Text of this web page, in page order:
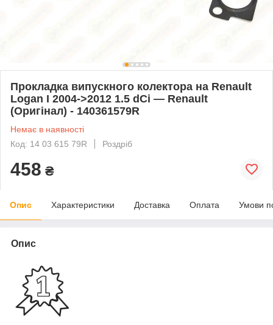
Прокладка випускного колектора на Renault
Logan I 2004->2012 1.5 dCi — Renault
(Оригінал) - 140361579R
Немає в наявності
Код: 14 03 615 79R
Роздріб
458 ₴
Опис Характеристики Доставка Оплата Умови
Опис